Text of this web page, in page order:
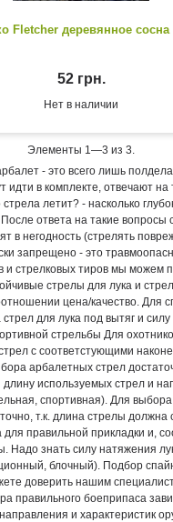
Fletcher деревянное сосна
52 грн.
Нет в наличии
Элементы 1—3 из 3.
- это всего лишь
идти в комплекте, отвечают на
стрела летит? - насколько
ответа на такие вопросы
в негодность (стрелять
запрещено - это
и стрелковых тиров мы можем
стрелы для лука и
цена/качество. Для
для лука под вытяг и
стрельбы Для
с соответстующими
арбалетных стрел
используемых стрел и
спортивная). Для
т.к. длина стрелы должна
для правильной прикладки и,
Надо знать силу натяжения
блочный). Подбор
доверить нашим
правильного боеприпаса
и характеристик